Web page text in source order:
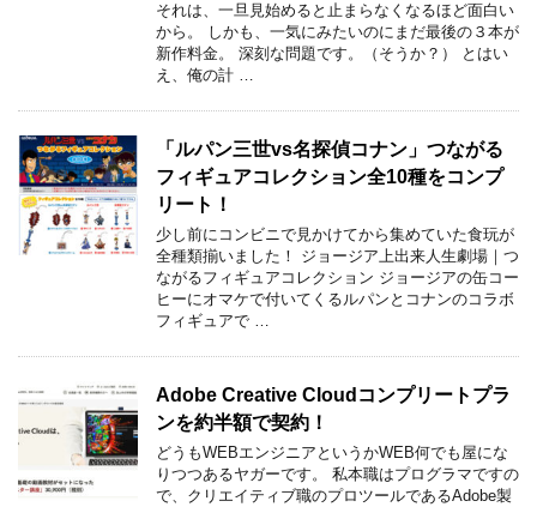
それは、一旦見始めると止まらなくなるほど面白い
から。 しかも、一気にみたいのにまだ最後の３本が
新作料金。 深刻な問題です。（そうか？） とはい
え、俺の計 …
「ルパン三世vs名探偵コナン」つながる
フィギュアコレクション全10種をコンプ
リート！
少し前にコンビニで見かけてから集めていた食玩が
全種類揃いました！ ジョージア上出来人生劇場｜つ
ながるフィギュアコレクション ジョージアの缶コー
ヒーにオマケで付いてくるルパンとコナンのコラボ
フィギュアで …
Adobe Creative Cloudコンプリートプラ
ンを約半額で契約！
どうもWEBエンジニアというかWEB何でも屋にな
りつつあるヤガーです。 私本職はプログラマですの
で、クリエイティブ職のプロツールであるAdobe製